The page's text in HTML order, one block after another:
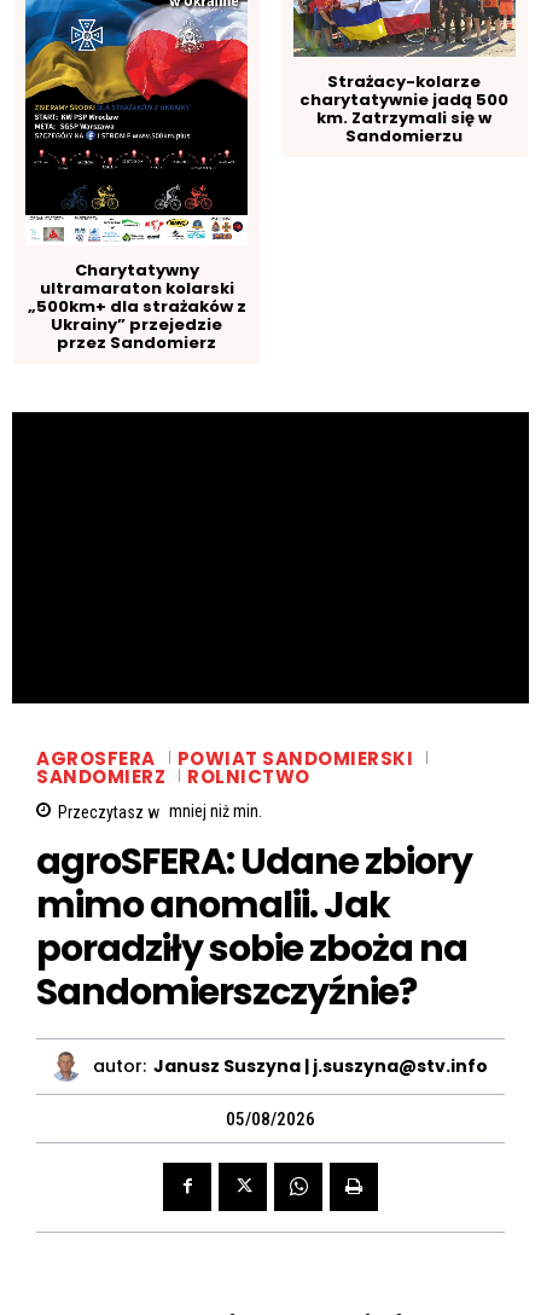
Charytatywny
ultramaraton kolarski
„500km+ dla strażaków z
Ukrainy” przejedzie
przez Sandomierz
Strażacy-kolarze
charytatywnie jadą 500
km. Zatrzymali się w
Sandomierzu